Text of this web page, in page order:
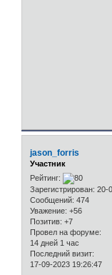
jason_forris
Участник
Рейтинг:
Зарегистрирован: 20-
Сообщений: 474
Уважение: +56
Позитив: +7
Провел на форуме:
14 дней 1 час
Последний визит:
17-09-2023 19:26:47